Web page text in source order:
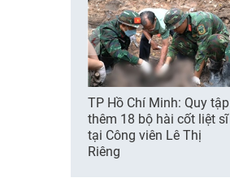
TP Hồ Chí Minh: Quy tập
thêm 18 bộ hài cốt liệt sĩ
tại Công viên Lê Thị
Riêng